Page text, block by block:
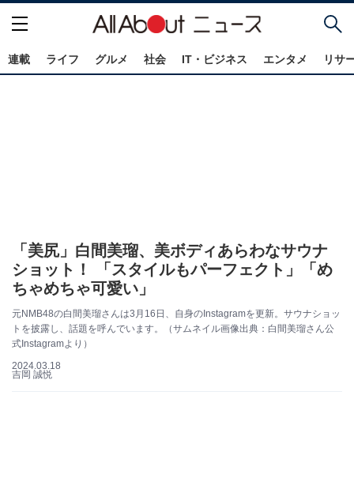
連載 ライフ グルメ 社会 IT・ビジネス エンタメ リサ
「美尻」白間美瑠、美ボディあらわなサウナ
ショット！ 「スタイルもパーフェクト」「め
ちゃめちゃ可愛い」
元NMB48の白間美瑠さんは3月16日、自身のInstagramを更新。サウナショッ
トを披露し、話題を呼んでいます。（サムネイル画像出典：白間美瑠さん公
式Instagramより）
2024.03.18
吉岡 誠悦